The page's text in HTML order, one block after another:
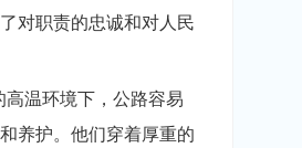
对职责的忠诚和对人民
温环境下，公路容易
养护。他们穿着厚重的